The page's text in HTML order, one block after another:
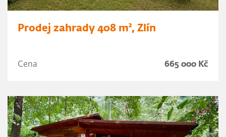
Prodej zahrady 408 m², Zlín
Cena 665 000 Kč